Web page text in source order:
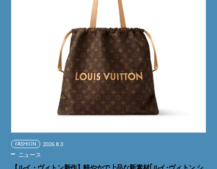
FASHION 2026.8.3
ニュース